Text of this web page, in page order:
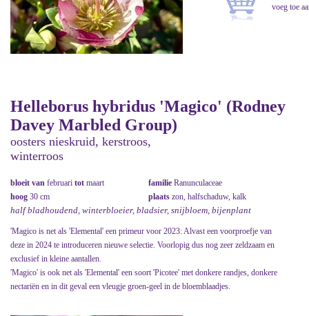
Helleborus hybridus 'Magico' (Rodney
Davey Marbled Group)
oosters nieskruid, kerstroos,
winterroos
bloeit van februari tot maart familie Ranunculaceae
hoog 30 cm plaats zon, halfschaduw, kalk
half bladhoudend, winterbloeier, bladsier, snijbloem, bijenplant
'Magico is net als 'Elemental' een primeur voor 2023: Alvast een voorproefje van
deze in 2024 te introduceren nieuwe selectie. Voorlopig dus nog zeer zeldzaam en
exclusief in kleine aantallen.
'Magico' is ook net als 'Elemental' een soort 'Picotee' met donkere randjes, donkere
nectariën en in dit geval een vleugje groen-geel in de bloemblaadjes.